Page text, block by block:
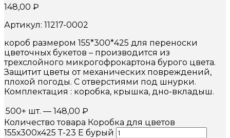
148,00 ₽
Артикул: 11217-0002
короб размером 155*300*425 для переноски
цветочных букетов – производится из
трехслойного микрогофрокартона бурого цвета.
Защитит цветы от механических повреждений,
плохой погоды. С отверстиями под шнурки.
Комплектация : коробка, крышка, дно-вкладыш.
500+ шт. — 148,00 ₽
Количество товара Коробка для цветов
155х300х425 Т-23 Е бурый